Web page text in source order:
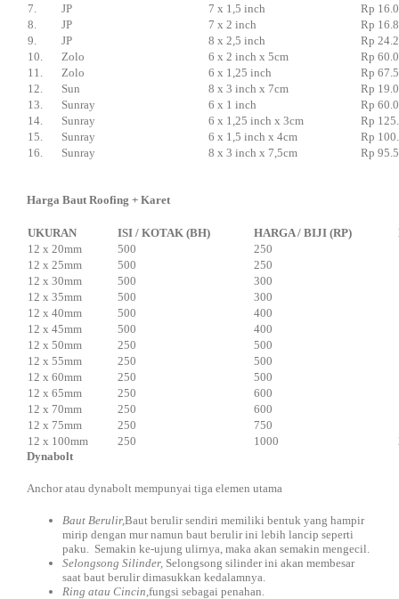
7.
JP 7 x 1,5 inch
Rp
8.
JP 7 x 2 inch
Rp
9.
JP 8 x 2,5 inch
Rp
10.
Zolo 6 x 2 inch x 5cm
Rp
11.
Zolo 6 x 1,25 inch
Rp
12.
Sun 8 x 3 inch x 7cm
Rp
13.
Sunray 6 x 1 inch
Rp
14.
Sunray 6 x 1,25 inch x 3cm
Rp
15.
Sunray 6 x 1,5 inch x 4cm
Rp
16.
Sunray 8 x 3 inch x 7,5cm Rp
Harga Baut Roofing + Karet
UKURAN ISI / KOTAK (BH) HARGA / BIJI (RP)
12 x 20mm
500 250
12 x 25mm
500 250
12 x 30mm
500 300
12 x 35mm
500 300
12 x 40mm
500 400
12 x 45mm
500 400
12 x 50mm
250 500
12 x 55mm
250 500
12 x 60mm
250 500
12 x 65mm
250 600
12 x 70mm
250 600
12 x 75mm
250 750
12 x 100mm
250 1000
Dynabolt
Anchor atau dynabolt mempunyai tiga elemen utama
Baut Berulir,Baut berulir sendiri memiliki bentuk yang hampir
mirip dengan mur namun baut berulir ini lebih lancip seperti
paku. Semakin ke-ujung ulirnya, maka akan semakin mengecil.
Selongsong Silinder, Selongsong silinder ini akan membesar
saat baut berulir dimasukkan kedalamnya.
Ring atau Cincin, fungsi sebagai penahan.